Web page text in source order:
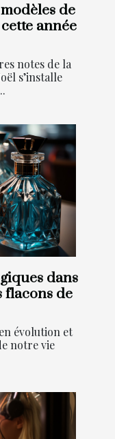
de
année
notes de la
s’installe
dans
flacons de
évolution et
notre vie